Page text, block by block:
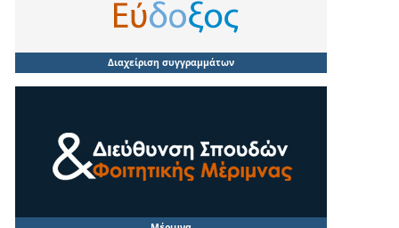
Διαχείριση συγγραμμάτων